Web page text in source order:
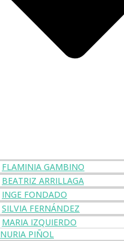
FLAMINIA GAMBINO
BEATRIZ ARRILLAGA
INGE FONDADO
SILVIA FERNÁNDEZ
MARIA IZQUIERDO
NURIA PIÑOL